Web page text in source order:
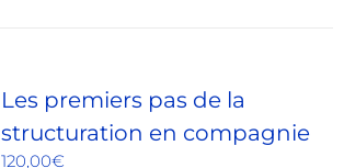
Les premiers pas de la
structuration en compagnie
120,00€